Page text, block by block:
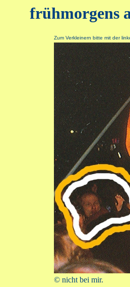
frühmorgens
Zum Verkleinern bitte mit der
© nicht bei mir.